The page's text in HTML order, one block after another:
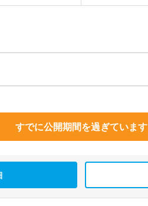
すでに公開期間を過ぎています